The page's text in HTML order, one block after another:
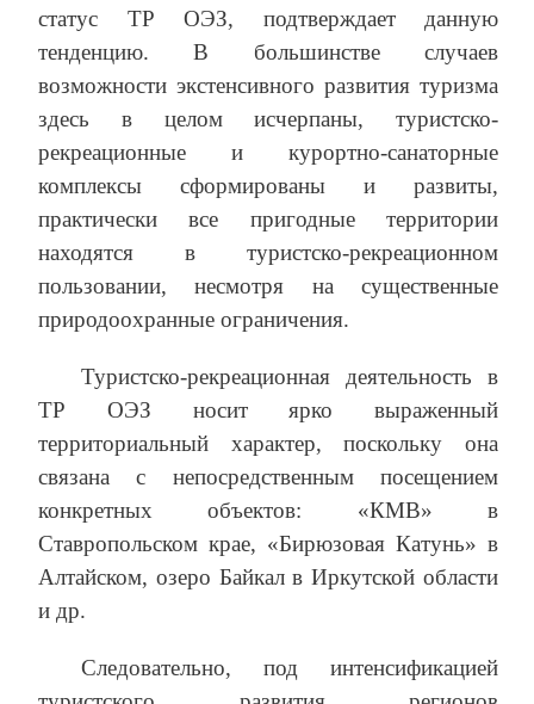
статус ТР ОЭЗ, подтверждает данную
тенденцию. В большинстве случаев
возможности экстенсивного развития туризма
здесь в целом исчерпаны, туристско-
рекреационные и курортно-санаторные
комплексы сформированы и развиты,
практически все пригодные территории
находятся в туристско-рекреационном
пользовании, несмотря на существенные
природоохранные ограничения.
Туристско-рекреационная деятельность в
ТР ОЭЗ носит ярко выраженный
территориальный характер, поскольку она
связана с непосредственным посещением
конкретных объектов: «КМВ» в
Ставропольском крае, «Бирюзовая Катунь» в
Алтайском, озеро Байкал в Иркутской области
и др.
Следовательно, под интенсификацией